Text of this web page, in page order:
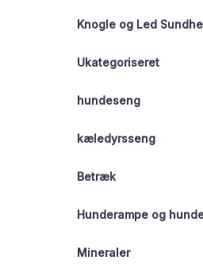
Knogle og Led
Ukategoriseret
hundeseng
kæledyrsseng
Betræk
Hunderampe og
Mineraler